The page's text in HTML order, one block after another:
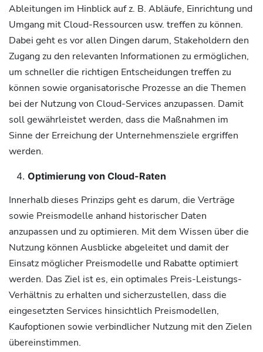
Ableitungen im Hinblick auf z. B. Abläufe, Einrichtung und
Umgang mit Cloud-Ressourcen usw. treffen zu können.
Dabei geht es vor allen Dingen darum, Stakeholdern den
Zugang zu den relevanten Informationen zu ermöglichen,
um schneller die richtigen Entscheidungen treffen zu
können sowie organisatorische Prozesse an die Themen
bei der Nutzung von Cloud-Services anzupassen. Damit
soll gewährleistet werden, dass die Maßnahmen im
Sinne der Erreichung der Unternehmensziele ergriffen
werden.
Optimierung von Cloud-Raten
Innerhalb dieses Prinzips geht es darum, die Verträge
sowie Preismodelle anhand historischer Daten
anzupassen und zu optimieren. Mit dem Wissen über die
Nutzung können Ausblicke abgeleitet und damit der
Einsatz möglicher Preismodelle und Rabatte optimiert
werden. Das Ziel ist es, ein optimales Preis-Leistungs-
Verhältnis zu erhalten und sicherzustellen, dass die
eingesetzten Services hinsichtlich Preismodellen,
Kaufoptionen sowie verbindlicher Nutzung mit den Zielen
übereinstimmen.